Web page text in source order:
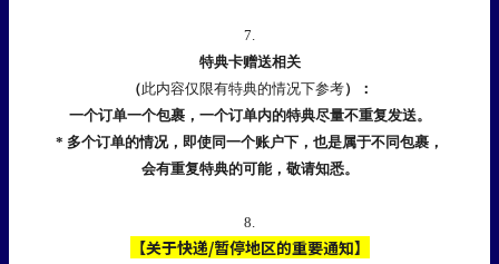
7.
特典卡赠送相关
（此内容仅限有特典的情况下参考）：
一个订单一个包裹，一个订单内的特典尽量不重复发送。
* 多个订单的情况，即使同一个账户下，也是属于不同包裹，
会有重复特典的可能，敬请知悉。
8.
【关于快递/暂停地区的重要通知】